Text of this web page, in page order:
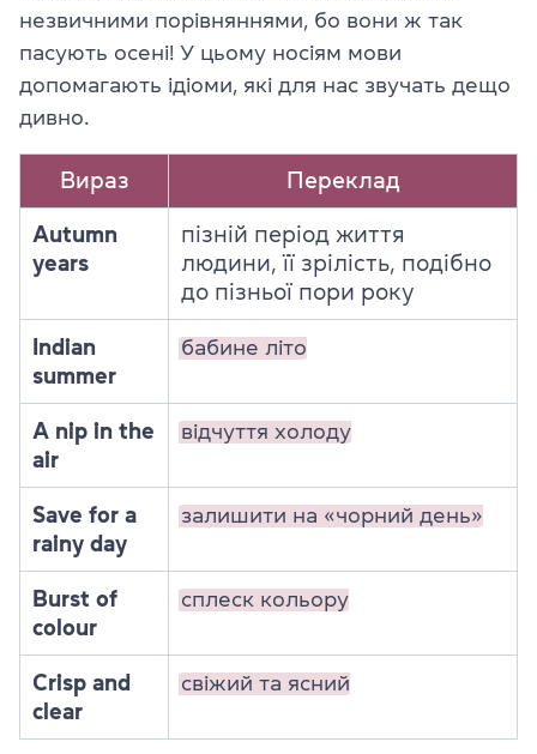
незвичними порівняннями, бо вони ж так
пасують осені! У цьому носіям мови
допомагають ідіоми, які для нас звучать дещо
дивно.
Вираз Переклад
Autumn
years
пізній період життя
людини, її зрілість, подібно
до пізньої пори року
Indian
summer
бабине літо
A nip in the
air
відчуття холоду
Save for a
rainy day
залишити на «чорний день»
Burst of
colour
сплеск кольору
Crisp and
clear
свіжий та ясний